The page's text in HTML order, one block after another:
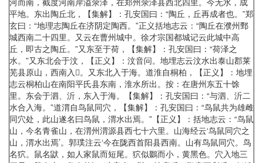
平地。东出陶丘北，【集解】：孔安国曰：“陶丘，丘再成者也。”郑
玄曰：“地理志陶丘在济阴定陶西。”正义括地志云：“陶丘在濮州鄄
城西南二十四里。又云在曹州城中。徐才宗国都城记云此城中高
丘，即古之陶丘。”又东至于荷，【集解】：孔安国曰：“荷泽之
水。”又东北会于汶，【正义】：汶音问。地埋志云汶水出泰山郡莱
芜县原山，西南入。又东北入于海。道淮自桐柏，【正义】：地埋
志云桐柏山在南阳平氏县东南，淮水所出。按：在唐州东五十馀
里。东会于泗、沂，东入于海。【集解】：孔安国曰：“与泗、沂二
水合入海。”道渭自鸟鼠同穴，【集解】：孔安国曰：“鸟鼠共为雄雌
同穴处，此山遂名曰鸟鼠，渭水出焉。”【正义】：括地志云：“鸟鼠
山，今名青雀山，在渭州渭源县西七十六里。山海经云‘鸟鼠同穴之
山，渭水出焉’。郭璞注云‘今在陇西首阳县西南。山有鸟鼠同穴。鸟
名狖。鼠名鼣，如人家鼠而短尾。狖似鵽而小，黄黑色。穴入地三